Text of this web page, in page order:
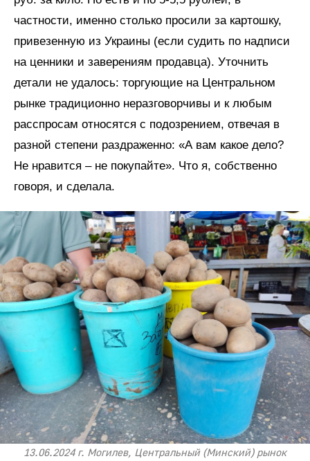
частности, именно столько просили за картошку,
привезенную из Украины (если судить по надписи
на ценники и заверениям продавца). Уточнить
детали не удалось: торгующие на Центральном
рынке традиционно неразговорчивы и к любым
расспросам относятся с подозрением, отвечая в
разной степени раздраженно: «А вам какое дело?
Не нравится – не покупайте». Что я, собственно
говоря, и сделала.
13.06.2024 г. Могилев, Центральный (Минский) рынок